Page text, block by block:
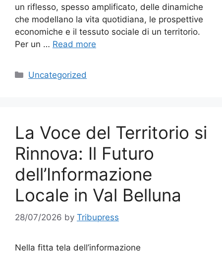
un riflesso, spesso amplificato, delle dinamiche
che modellano la vita quotidiana, le prospettive
economiche e il tessuto sociale di un territorio.
Per un … Read more
Categories
Uncategorized
La Voce del Territorio si
Rinnova: Il Futuro
dell’Informazione
Locale in Val Belluna
28/07/2026 by Tribupress
Nella fitta tela dell’informazione